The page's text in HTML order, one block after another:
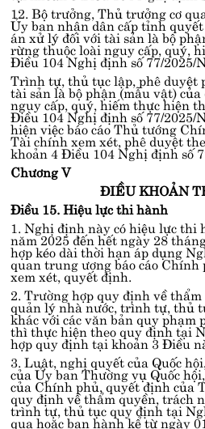
12. Bộ trưởng, Thủ trưởng cơ
Ủy ban nhân dân cấp tỉnh
án xử lý đối với tài sản là bộ
rừng thuộc loài nguy cấp, quý,
Điều 104 Nghị định số 77/2025/
Trình tự, thủ tục lập, phê duyệt
tài sản là bộ phận (mẫu vật)
nguy cấp, quý, hiếm thực hiện
Điều 104 Nghị định số 77/2025/
hiện việc báo cáo Thủ tướng
Tài chính xem xét, phê duyệt
khoản 4 Điều 104 Nghị định số
Chương V
ĐIỀU KHOẢN
Điều 15. Hiệu lực thi hành
1. Nghị định này có hiệu lực thi
năm 2025 đến hết ngày 28
hợp kéo dài thời hạn áp dụng
quan trung ương báo cáo Chính
xem xét, quyết định.
2. Trường hợp quy định về
quản lý nhà nước, trình tự, thủ
khác với các văn bản quy phạm
thì thực hiện theo quy định tại
hợp quy định tại khoản 3 Điều
3. Luật, nghị quyết của Quốc
của Ủy ban Thường vụ Quốc
của Chính phủ, quyết định của
quy định về thẩm quyền, trách
trình tự, thủ tục quy định tại
qua hoặc ban hành kể từ ngày